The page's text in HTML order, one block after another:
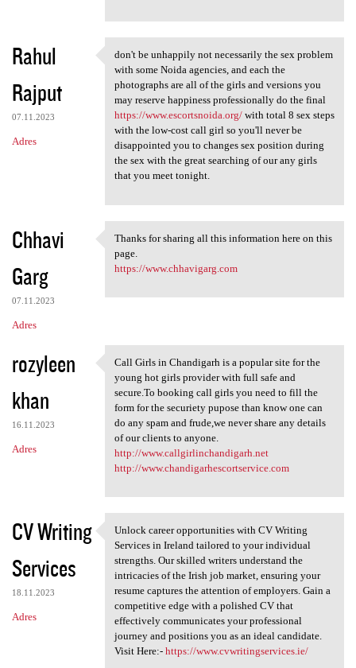
Rahul
Rajput
07.11.2023
Adres
don't be unhappily not
don't be unhappily not necessarily the sex problem
with some Noida agencies, and each the
photographs are all of the girls and versions you
may reserve happiness professionally do the final
https://www.escortsnoida.org/with total 8 sex steps
with the low-cost call girl so you'll never be
disappointed you to changes sex position during
the sex with the great searching of our any girls
that you meet tonight.
Chhavi
Garg
07.11.2023
Adres
Thanks for sharing all this
Thanks for sharing all this information here on this
page.
https://www.chhavigarg.com
rozyleen
khan
16.11.2023
Adres
Call Girls in Chandigarh is a
Call Girls in Chandigarh is a popular site for the
young hot girls provider with full safe and
secure.To booking call girls you need to fill the
form for the securiety pupose than know one can
do any spam and frude,we never share any details
of our clients to anyone.
http://www.callgirlinchandigarh.net
http://www.chandigarhescortservice.com
CV Writing
Services
18.11.2023
Adres
Unlock career opportunities
Unlock career opportunities with CV Writing
Services in Ireland tailored to your individual
strengths. Our skilled writers understand the
intricacies of the Irish job market, ensuring your
resume captures the attention of employers. Gain a
competitive edge with a polished CV that
effectively communicates your professional
journey and positions you as an ideal candidate.
Visit Here:- https://www.cvwritingservices.ie/